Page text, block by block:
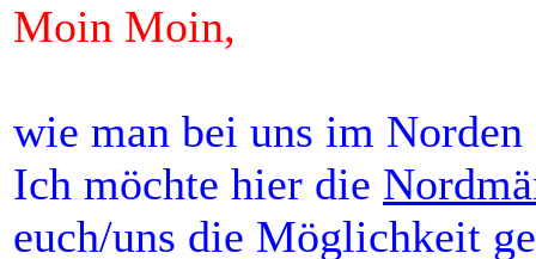
Moin Moin,
wie man bei uns im Norden
Ich möchte hier die
euch/uns die Möglichkeit